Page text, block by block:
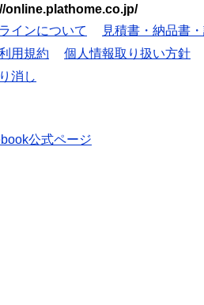
online.plathome.co.jp/
インについて 見積書・納品書
用規約 個人情報取り扱い方針
消し
公式ページ